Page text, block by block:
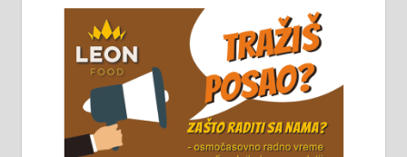
информација доћи лично на
стовариште у улици Максима
Горког 26 сваког радног дана од
8 до 15 часова. 063/465-045
Чистим све врсте димњака.
061/32-13-445